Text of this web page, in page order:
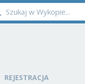
REJESTRACJA